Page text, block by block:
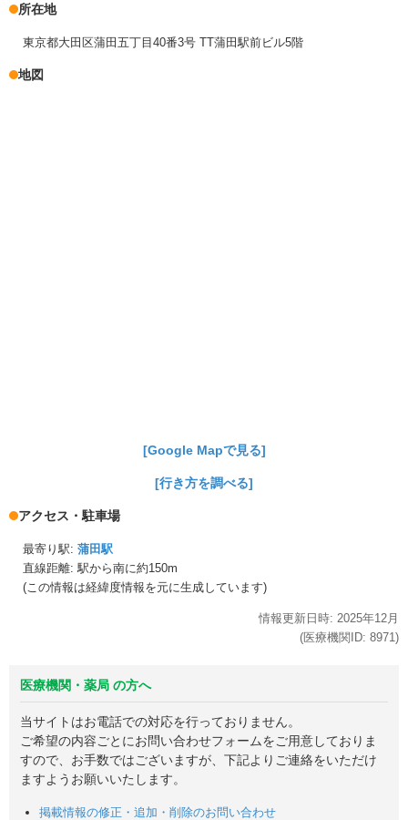
所在地
東京都大田区蒲田五丁目40番3号 TT蒲田駅前ビル5階
地図
[Google Mapで見る]
[行き方を調べる]
アクセス・駐車場
最寄り駅: 蒲田駅
直線距離: 駅から南に約150m
(この情報は経緯度情報を元に生成しています)
情報更新日時: 2025年12月
(医療機関ID: 8971)
医療機関・薬局 の方へ
当サイトはお電話での対応を行っておりません。
ご希望の内容ごとにお問い合わせフォームをご用意しておりま
すので、お手数ではございますが、下記よりご連絡をいただけ
ますようお願いいたします。
掲載情報の修正・追加・削除のお問い合わせ